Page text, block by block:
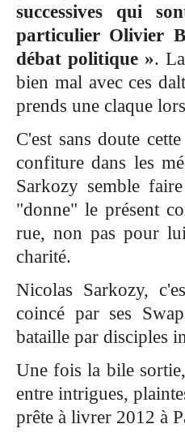
successives qui
particulier Olivier
débat politique ».
bien mal avec ces
prends une claque
C'est sans doute
confiture dans les
Sarkozy semble faire
"donne" le présent
rue, non pas pour
charité.
Nicolas Sarkozy,
coincé par ses
bataille par disciples
Une fois la bile
entre intrigues,
prête à livrer 2012 à